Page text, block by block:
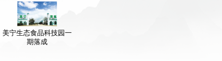
美宁生态食品科技园一
期落成